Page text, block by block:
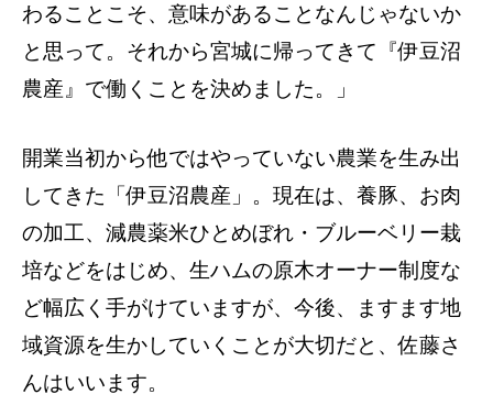
わることこそ、意味があることなんじゃないか
と思って。それから宮城に帰ってきて『伊豆沼
農産』で働くことを決めました。」
開業当初から他ではやっていない農業を生み出
してきた「伊豆沼農産」。現在は、養豚、お肉
の加工、減農薬米ひとめぼれ・ブルーベリー栽
培などをはじめ、生ハムの原木オーナー制度な
ど幅広く手がけていますが、今後、ますます地
域資源を生かしていくことが大切だと、佐藤さ
んはいいます。